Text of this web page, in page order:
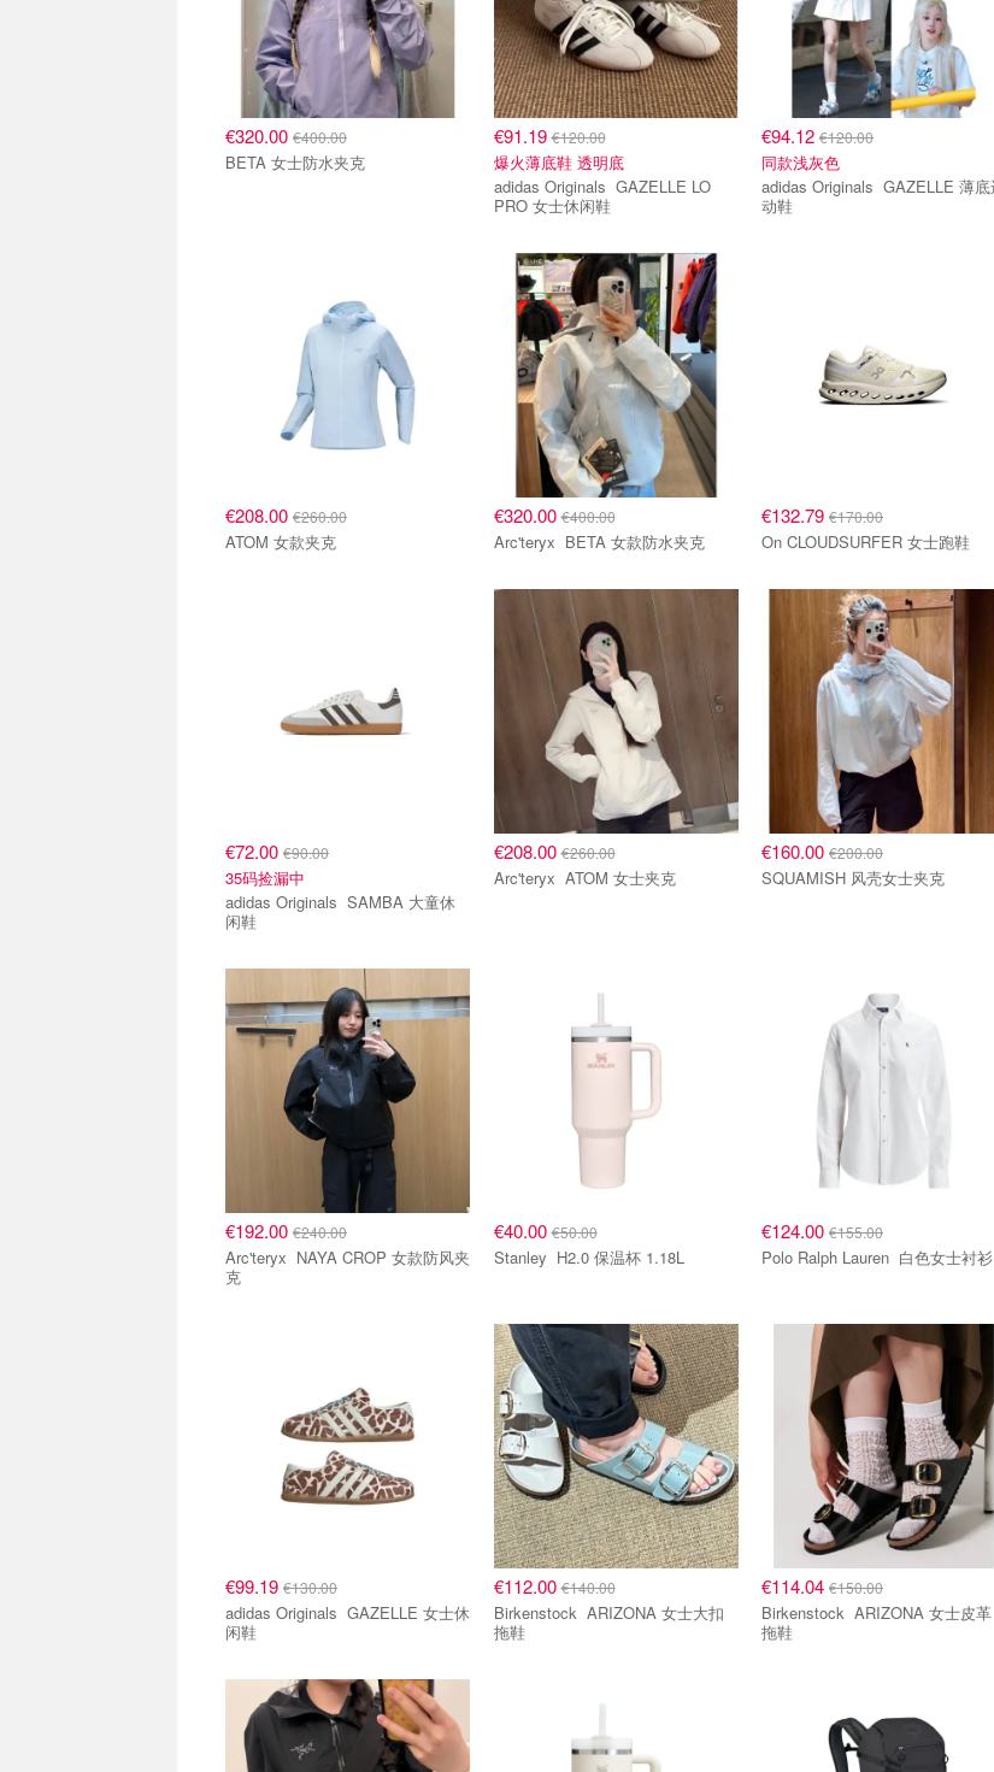
€320.00 €400.00
BETA 女士防水夹克
€91.19€120.00
爆火薄底鞋 透明底
adidas Originals GAZELLE LO
PRO 女士休闲鞋
€94.12 €120.00
同款浅灰色
adidas Originals GAZELLE 薄底运
动鞋
€208.00 €260.00
ATOM 女款夹克
€320.00€400.00
Arc'teryx BETA 女款防水夹克
€132.79 €170.00
On CLOUDSURFER 女士跑鞋
€72.00 €90.00
35码捡漏中
adidas Originals SAMBA 大童休
闲鞋
€208.00€260.00
Arc'teryx ATOM 女士夹克
€160.00 €200.00
SQUAMISH 风壳女士夹克
€192.00 €240.00
Arc'teryx NAYA CROP 女款防风夹
克
€40.00€50.00
Stanley H2.0 保温杯 1.18L
€124.00 €155.00
Polo Ralph Lauren 白色女士衬衫
€99.19 €130.00
adidas Originals GAZELLE 女士休
闲鞋
€112.00€140.00
Birkenstock ARIZONA 女士大扣
拖鞋
€114.04 €150.00
Birkenstock ARIZONA 女士皮革
拖鞋